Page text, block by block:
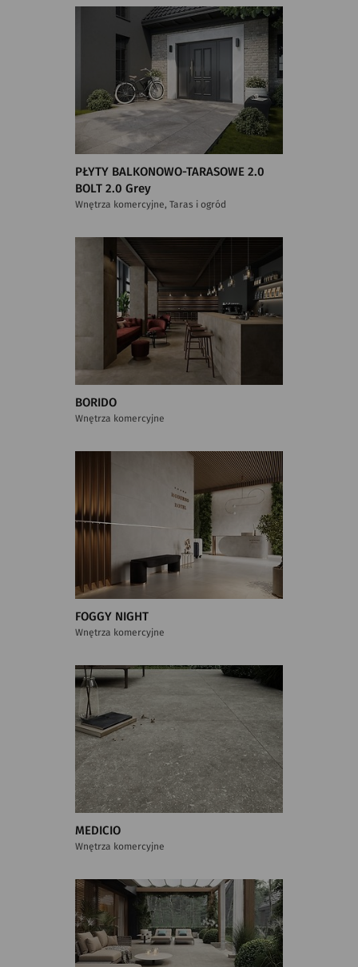
PŁYTY BALKONOWO-TARASOWE 2.0
BOLT 2.0 Grey
Wnętrza komercyjne, Taras i ogród
BORIDO
Wnętrza komercyjne
FOGGY NIGHT
Wnętrza komercyjne
MEDICIO
Wnętrza komercyjne